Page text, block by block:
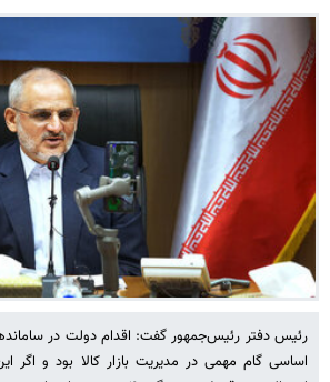
رئیس دفتر رئیس‌جمهور گفت: اقدام دولت در
اساسی گام مهمی در مدیریت بازار کالا بود و اگر